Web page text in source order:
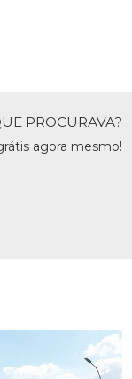
PROCURAVA?
agora mesmo!